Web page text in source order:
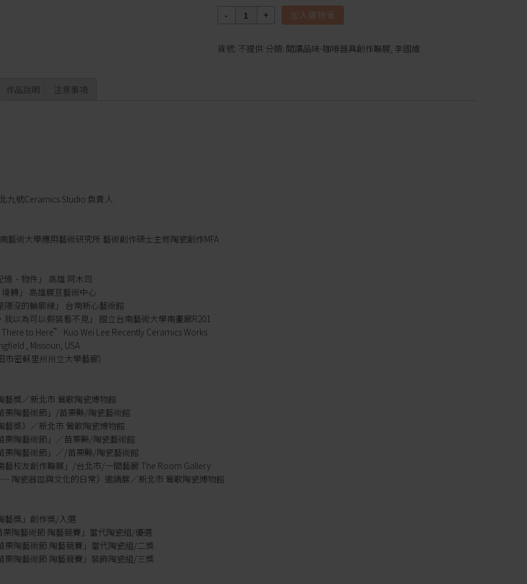
加入購物車
貨號: 不提供 分類: 閱讀品味-咖啡器具創作聯展 李國維
作品說明 注意事項
九號Ceramics Studio 負責人
藝術大學應用藝術研究所 藝術創作碩士主修陶瓷創作MFA
憶．物件」 高雄 阿木司
轉」 高雄展亘藝術中心
隱沒的輪廓線」 台南新心藝術館
我以為可以假裝看不見」 國立台南藝術大學南畫廊R201
to Here” Kuo Wei Lee Recently Ceramics Works
, Missouri, USA
市密蘇里州州立大學藝廊)
藝獎／新北市 鶯歌陶瓷博物館
栗陶藝術節」/苗栗縣/陶瓷藝術館
藝獎》／新北市 鶯歌陶瓷博物館
栗陶藝術節」／苗栗縣/陶瓷藝術館
栗陶藝術節」／/苗栗縣/陶瓷藝術館
藝校友創作聯展」/台北市/一間藝廊 The Room Gallery
陶瓷器皿與文化的日常》邀請展／新北市 鶯歌陶瓷博物館
藝獎」創作獎/入選
陶藝術節 陶藝競賽」當代陶瓷組/優選
栗陶藝術節 陶藝競賽」當代陶瓷組/二獎
栗陶藝術節 陶藝競賽」裝飾陶瓷組/三獎